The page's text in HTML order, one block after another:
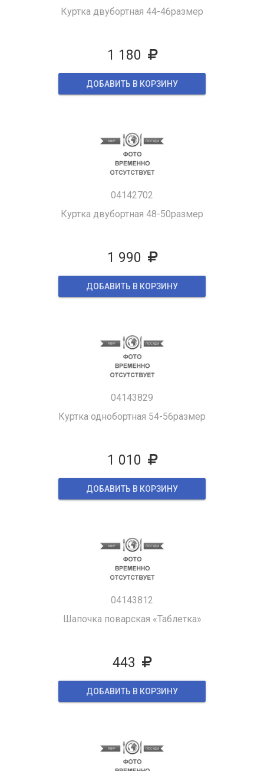
Куртка двубортная 44-46размер
1 180
ДОБАВИТЬ В КОРЗИНУ
04142702
Куртка двубортная 48-50размер
1 990
ДОБАВИТЬ В КОРЗИНУ
04143829
Куртка однобортная 54-56размер
1 010
ДОБАВИТЬ В КОРЗИНУ
04143812
Шапочка поварская «Таблетка»
443
ДОБАВИТЬ В КОРЗИНУ